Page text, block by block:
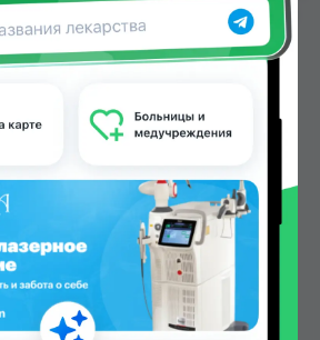
АЗИЗ ВАКО , Алишер-К, Амирӣ
до 58.30 TJS в Душанбе и